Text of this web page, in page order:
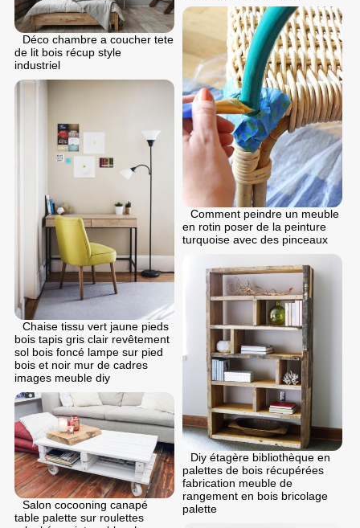
Déco chambre a coucher tete
de lit bois récup style
industriel
Comment peindre un meuble
en rotin poser de la peinture
turquoise avec des pinceaux
Chaise tissu vert jaune pieds
bois tapis gris clair revêtement
sol bois foncé lampe sur pied
bois et noir mur de cadres
images meuble diy
Diy étagère bibliothèque en
palettes de bois récupérées
fabrication meuble de
rangement en bois bricolage
palette
Salon cocooning canapé
table palette sur roulettes